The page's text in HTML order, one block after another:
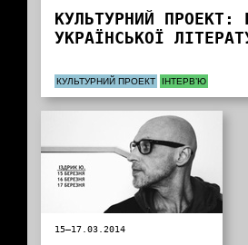
КУЛЬТУРНИЙ ПРОЕКТ:
УКРАЇНСЬКОЇ
КУЛЬТУРНИЙ ПРОЕКТ ІНТЕРВ’Ю
15—17.03.2014